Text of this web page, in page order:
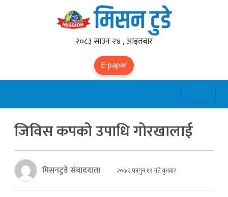
२०८३ साउन २४ , आइतबार
E-paper
जिविस कपको उपाधि गोरखालाई
मिसनटुडे संवाददाता २०७२ फागुन १९ गते बुधबार